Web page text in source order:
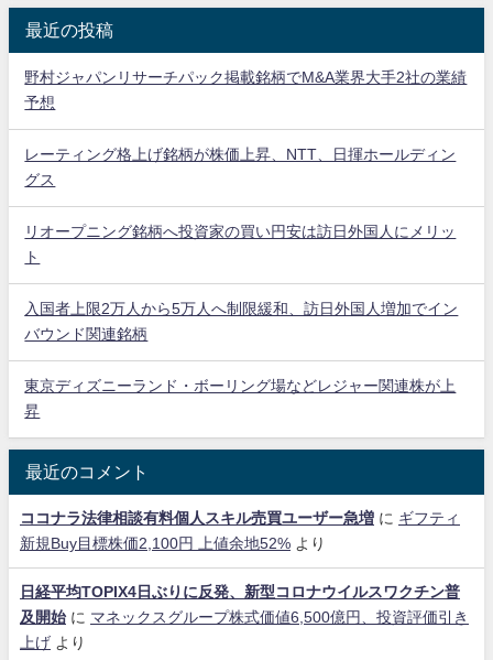
最近の投稿
野村ジャパンリサーチパック掲載銘柄でM&A業界大手2社の業績
予想
レーティング格上げ銘柄が株価上昇、NTT、日揮ホールディン
グス
リオープニング銘柄へ投資家の買い円安は訪日外国人にメリッ
ト
入国者上限2万人から5万人へ制限緩和、訪日外国人増加でイン
バウンド関連銘柄
東京ディズニーランド・ボーリング場などレジャー関連株が上
昇
最近のコメント
ココナラ法律相談有料個人スキル売買ユーザー急増 に ギフティ
新規Buy目標株価2,100円 上値余地52% より
日経平均TOPIX4日ぶりに反発、新型コロナウイルスワクチン普
及開始に マネックスグループ株式価値6,500億円、投資評価引き
上げ より